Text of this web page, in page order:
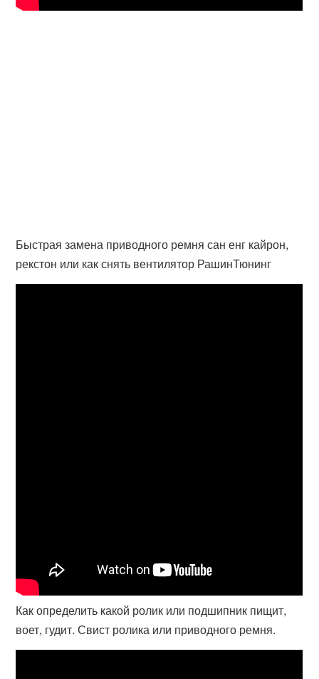
Быстрая замена приводного ремня сан енг кайрон,
рекстон или как снять вентилятор РашинТюнинг
Как определить какой ролик или подшипник пищит,
воет, гудит. Свист ролика или приводного ремня.